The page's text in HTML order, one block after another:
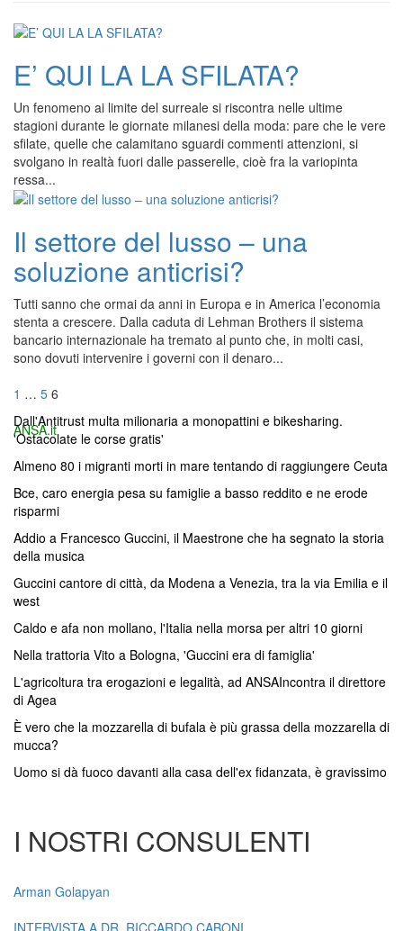
E’ QUI LA LA SFILATA?
Un fenomeno ai limite del surreale si riscontra nelle ultime
stagioni durante le giornate milanesi della moda: pare che le vere
sfilate, quelle che calamitano sguardi commenti attenzioni, si
svolgano in realtà fuori dalle passerelle, cioè fra la variopinta
ressa...
Il settore del lusso – una
soluzione anticrisi?
Tutti sanno che ormai da anni in Europa e in America l’economia
stenta a crescere. Dalla caduta di Lehman Brothers il sistema
bancario internazionale ha tremato al punto che, in molti casi,
sono dovuti intervenire i governi con il denaro...
Navigazione
articoli
Pagina
1 … Pagina
5 Pagina
6
ANSA.it
Dall'Antitrust multa milionaria a monopattini e bikesharing.
'Ostacolate le corse gratis'
Almeno 80 i migranti morti in mare tentando di raggiungere Ceuta
Bce, caro energia pesa su famiglie a basso reddito e ne erode
risparmi
Addio a Francesco Guccini, il Maestrone che ha segnato la storia
della musica
Guccini cantore di città, da Modena a Venezia, tra la via Emilia e il
west
Caldo e afa non mollano, l'Italia nella morsa per altri 10 giorni
Nella trattoria Vito a Bologna, 'Guccini era di famiglia'
L'agricoltura tra erogazioni e legalità, ad ANSAIncontra il direttore
di Agea
È vero che la mozzarella di bufala è più grassa della mozzarella di
mucca?
Uomo si dà fuoco davanti alla casa dell'ex fidanzata, è gravissimo
I NOSTRI CONSULENTI
Arman Golapyan
INTERVISTA A DR. RICCARDO CABONI